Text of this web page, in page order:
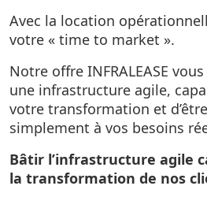
Avec la location
votre « time to market ».
Notre offre INFRALEASE
une infrastructure agile,
votre transformation et
simplement à vos besoins
Bâtir l’infrastructure agile
la transformation de nos